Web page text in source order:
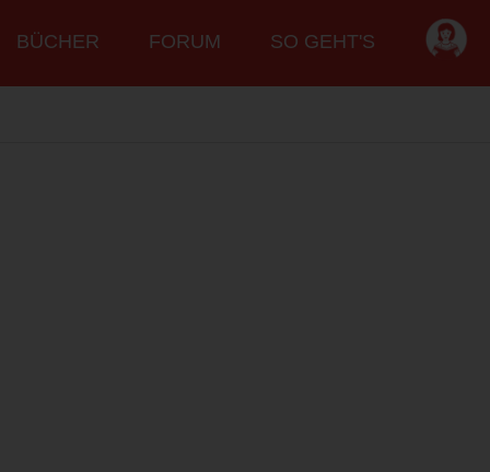
BÜCHER FORUM SO GEHT'S